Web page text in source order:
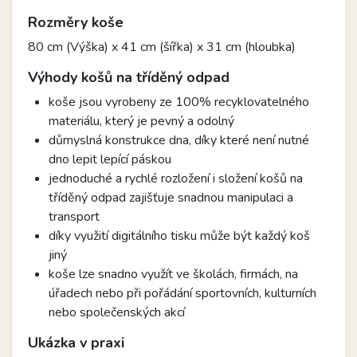
Rozměry koše
80 cm (Výška) x 41 cm (šířka) x 31 cm (hloubka)
Výhody košů na tříděný odpad
koše jsou vyrobeny ze 100% recyklovatelného
materiálu, který je pevný a odolný
důmyslná konstrukce dna, díky které není nutné
dno lepit lepící páskou
jednoduché a rychlé rozložení i složení košů na
tříděný odpad zajišťuje snadnou manipulaci a
transport
díky využití digitálního tisku může být každý koš
jiný
koše lze snadno využít ve školách, firmách, na
úřadech nebo při pořádání sportovních, kulturních
nebo společenských akcí
Ukázka v praxi